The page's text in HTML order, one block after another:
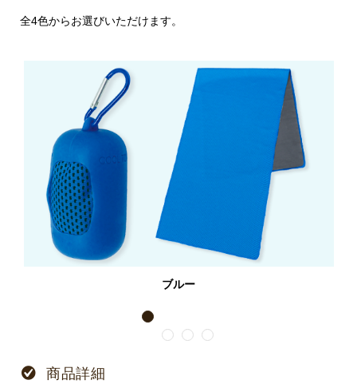
全4色からお選びいただけます。
ブルー
1
商品詳細